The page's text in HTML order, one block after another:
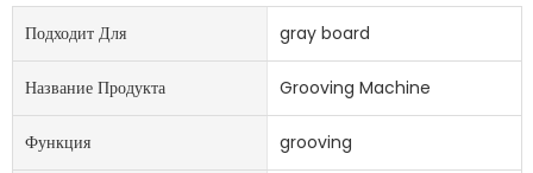
Подходит Для gray board
Название Продукта Grooving Machine
Функция grooving